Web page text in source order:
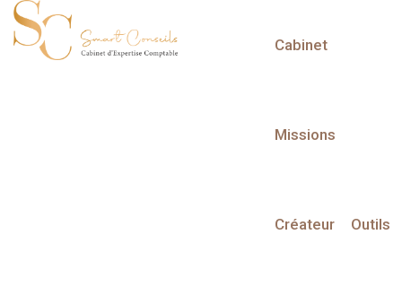
Cabinet
Missions
Créateur Outils